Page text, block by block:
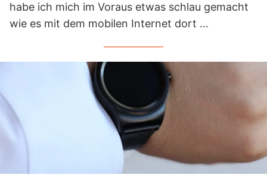
habe ich mich im Voraus etwas schlau gemacht
wie es mit dem mobilen Internet dort ...